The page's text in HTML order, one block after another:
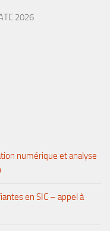
2026
numérique et analyse
en SIC – appel à